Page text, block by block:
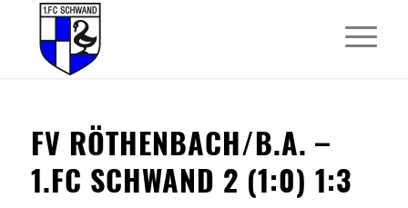
FV RÖTHENBACH/B.A. –
1.FC SCHWAND 2 (1:0) 1:3